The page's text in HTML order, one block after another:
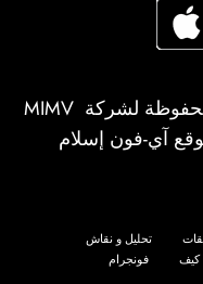
MIMV
آي-فون إسلام
تحليل و نقاش
كيف فونجرام